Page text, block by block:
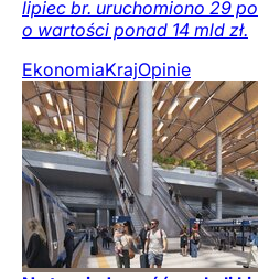
lipiec br. uruchomiono 29
o wartości ponad 14 mld zł.
EkonomiaKrajOpinie